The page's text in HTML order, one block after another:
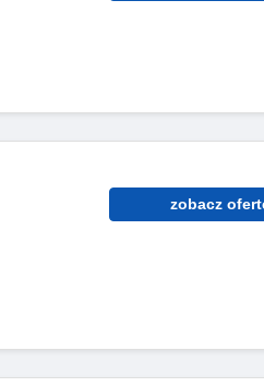
zobacz